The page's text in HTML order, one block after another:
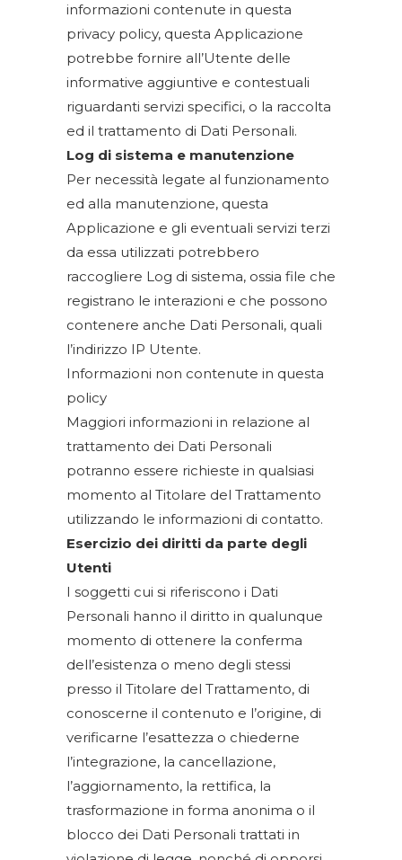
informazioni contenute in questa
privacy policy, questa Applicazione
potrebbe fornire all’Utente delle
informative aggiuntive e contestuali
riguardanti servizi specifici, o la raccolta
ed il trattamento di Dati Personali.
Log di sistema e manutenzione
Per necessità legate al funzionamento
ed alla manutenzione, questa
Applicazione e gli eventuali servizi terzi
da essa utilizzati potrebbero
raccogliere Log di sistema, ossia file che
registrano le interazioni e che possono
contenere anche Dati Personali, quali
l’indirizzo IP Utente.
Informazioni non contenute in questa
policy
Maggiori informazioni in relazione al
trattamento dei Dati Personali
potranno essere richieste in qualsiasi
momento al Titolare del Trattamento
utilizzando le informazioni di contatto.
Esercizio dei diritti da parte degli
Utenti
I soggetti cui si riferiscono i Dati
Personali hanno il diritto in qualunque
momento di ottenere la conferma
dell’esistenza o meno degli stessi
presso il Titolare del Trattamento, di
conoscerne il contenuto e l’origine, di
verificarne l’esattezza o chiederne
l’integrazione, la cancellazione,
l’aggiornamento, la rettifica, la
trasformazione in forma anonima o il
blocco dei Dati Personali trattati in